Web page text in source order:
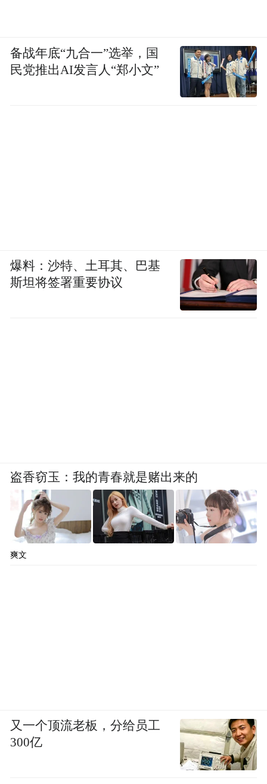
备战年底“九合一”选举，国
民党推出AI发言人“郑小文”
爆料：沙特、土耳其、巴基
斯坦将签署重要协议
盗香窃玉：我的青春就是赌出来的
爽文
又一个顶流老板，分给员工
300亿